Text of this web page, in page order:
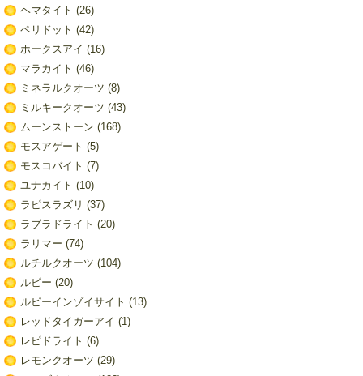
ヘマタイト (26)
ペリドット (42)
ホークスアイ (16)
マラカイト (46)
ミネラルクオーツ (8)
ミルキークオーツ (43)
ムーンストーン (168)
モスアゲート (5)
モスコバイト (7)
ユナカイト (10)
ラピスラズリ (37)
ラブラドライト (20)
ラリマー (74)
ルチルクオーツ (104)
ルビー (20)
ルビーインゾイサイト (13)
レッドタイガーアイ (1)
レピドライト (6)
レモンクオーツ (29)